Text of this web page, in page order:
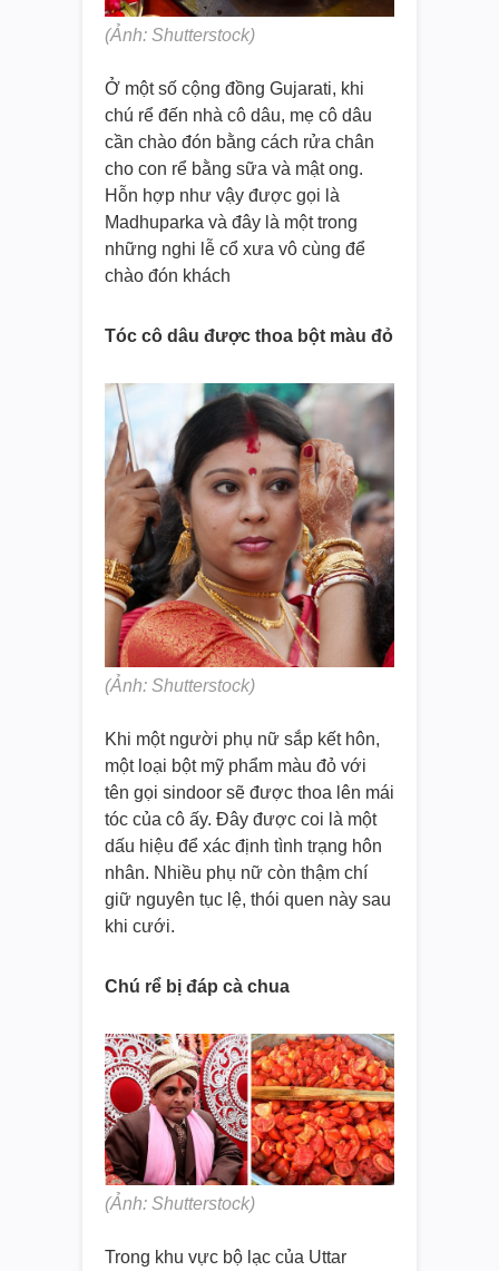
(Ảnh: Shutterstock)
Ở một số cộng đồng Gujarati, khi
chú rể đến nhà cô dâu, mẹ cô dâu
cần chào đón bằng cách rửa chân
cho con rể bằng sữa và mật ong.
Hỗn hợp như vậy được gọi là
Madhuparka và đây là một trong
những nghi lễ cổ xưa vô cùng để
chào đón khách
Tóc cô dâu được thoa bột màu đỏ
(Ảnh: Shutterstock)
Khi một người phụ nữ sắp kết hôn,
một loại bột mỹ phẩm màu đỏ với
tên gọi sindoor sẽ được thoa lên mái
tóc của cô ấy. Đây được coi là một
dấu hiệu để xác định tình trạng hôn
nhân. Nhiều phụ nữ còn thậm chí
giữ nguyên tục lệ, thói quen này sau
khi cưới.
Chú rể bị đáp cà chua
(Ảnh: Shutterstock)
Trong khu vực bộ lạc của Uttar